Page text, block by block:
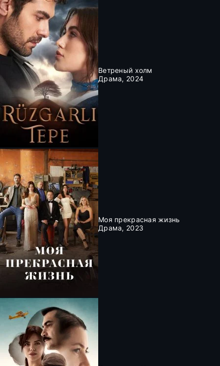
Ветреный холм
Драма, 2024
Моя прекрасная жизнь
Драма, 2023